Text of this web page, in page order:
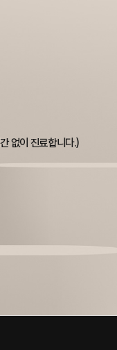
없이 진료합니다.)